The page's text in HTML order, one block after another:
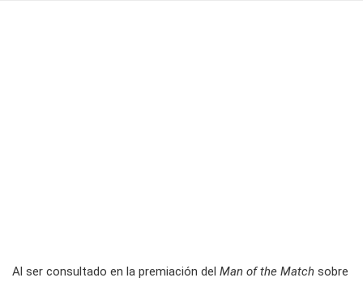
Al ser consultado en la premiación del Man of the Match sobre